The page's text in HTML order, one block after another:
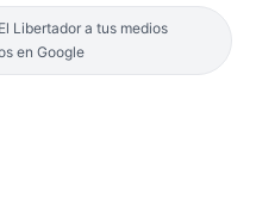
Libertador a tus medios
en Google